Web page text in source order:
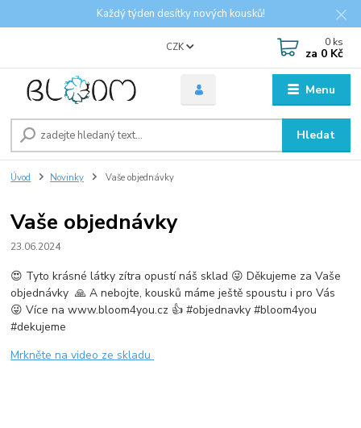
Každý týden desítky nových kousků!
Menu
CZK
Hledat
0 ks
za 0 Kč
Úvod Novinky Vaše objednávky
Vaše objednávky
23.06.2024
😍 Tyto krásné látky zítra opustí náš sklad 😜 Děkujeme za Vaše
objednávky 🙏 A nebojte, kousků máme ještě spoustu i pro Vás
😜 Více na www.bloom4you.cz 👍 #objednavky #bloom4you
#dekujeme
Mrkněte na video ze skladu